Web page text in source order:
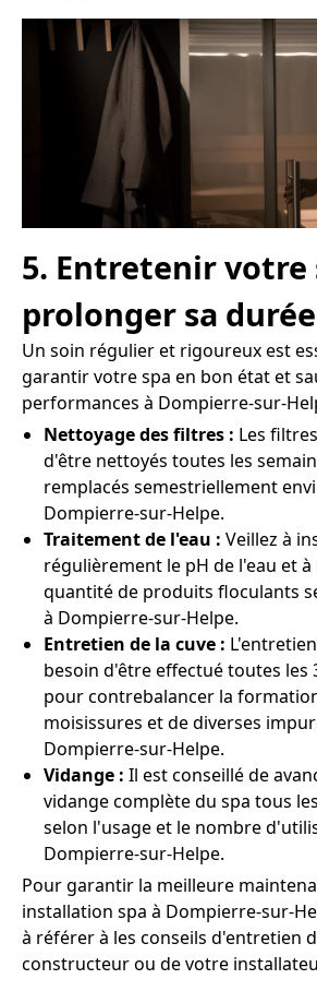
5. Entretenir votre
prolonger sa
Un soin régulier et rigoureux est
garantir votre spa en bon état et
performances à Dompierre-sur-
Nettoyage des filtres : Les
d'être nettoyés toutes les
remplacés semestriellement
Dompierre-sur-Helpe.
Traitement de l'eau : Veillez à
régulièrement le pH de l'eau et
quantité de produits floculants
à Dompierre-sur-Helpe.
Entretien de la cuve :
besoin d'être effectué toutes les
pour contrebalancer la
moisissures et de diverses
Dompierre-sur-Helpe.
Vidange : Il est conseillé de
vidange complète du spa tous
selon l'usage et le nombre
Dompierre-sur-Helpe.
Pour garantir la meilleure
installation spa à Dompierre-sur-
à référer à les conseils d'entretien
constructeur ou de votre